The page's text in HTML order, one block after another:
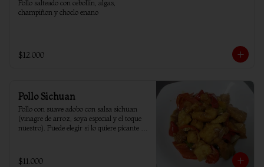
Pollo salteado con cebollín, algas,
champiñon y choclo enano
$12.000
Pollo Sichuan
Pollo con suave adobo con salsa sichuan
(vinagre de arroz, soya especial y el toque
nuestro). Puede elegir si lo quiere picante o
$11.000